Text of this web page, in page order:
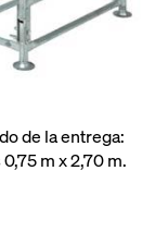
de la entrega:
m x 2,70 m.